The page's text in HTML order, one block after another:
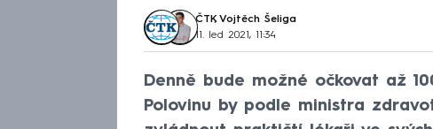
ČTK, Vojtěch Šeliga
11. led 2021, 11:34
Denně bude možné očkovat až
Polovinu by podle ministra